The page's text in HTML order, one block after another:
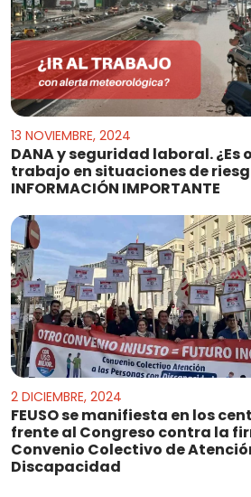
13 NOVIEMBRE, 2024
DANA y seguridad laboral.
trabajo en situaciones de
INFORMACIÓN IMPORTANTE
2 DICIEMBRE, 2024
FEUSO se manifiesta en los
frente al Congreso contra la
Convenio Colectivo de
Discapacidad